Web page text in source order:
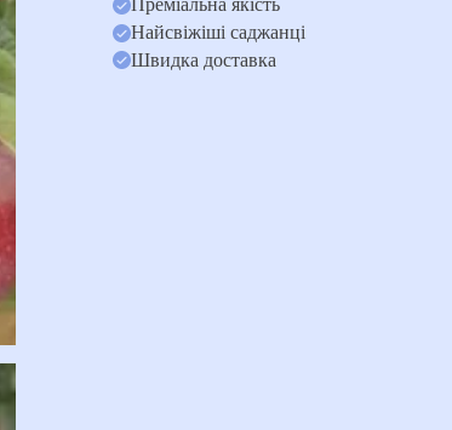
Преміальна якість
Найсвіжіші саджанці
Швидка доставка